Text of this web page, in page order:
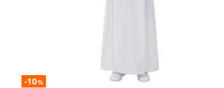
-10%